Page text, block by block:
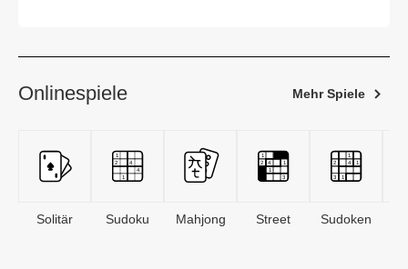
Onlinespiele Mehr Spiele
Solitär Sudoku Mahjong Street Sudoken